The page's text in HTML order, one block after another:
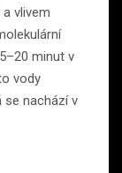
vlivem
minut v
vody
se nachází v